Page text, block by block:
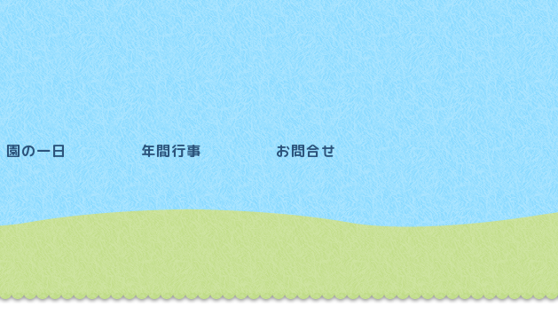
園の一日 年間行事 お問合せ